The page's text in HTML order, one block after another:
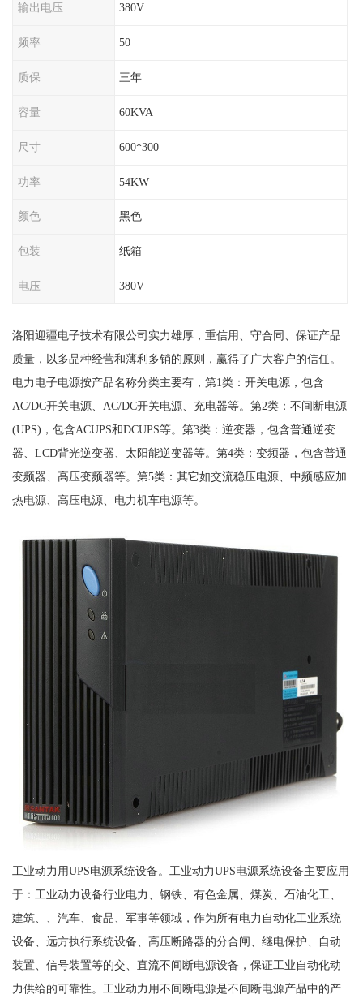
输出电压 380V
频率 50
质保 三年
容量 60KVA
尺寸 600*300
功率 54KW
颜色 黑色
包装 纸箱
电压 380V
洛阳迎疆电子技术有限公司实力雄厚，重信用、守合同、保证产品
质量，以多品种经营和薄利多销的原则，赢得了广大客户的信任。
电力电子电源按产品名称分类主要有，第1类：开关电源，包含
AC/DC开关电源、AC/DC开关电源、充电器等。第2类：不间断电源
(UPS)，包含ACUPS和DCUPS等。第3类：逆变器，包含普通逆变
器、LCD背光逆变器、太阳能逆变器等。第4类：变频器，包含普通
变频器、高压变频器等。第5类：其它如交流稳压电源、中频感应加
热电源、高压电源、电力机车电源等。
工业动力用UPS电源系统设备。工业动力UPS电源系统设备主要应用
于：工业动力设备行业电力、钢铁、有色金属、煤炭、石油化工、
建筑、、汽车、食品、军事等领域，作为所有电力自动化工业系统
设备、远方执行系统设备、高压断路器的分合闸、继电保护、自动
装置、信号装置等的交、直流不间断电源设备，保证工业自动化动
力供给的可靠性。工业动力用不间断电源是不间断电源产品中的产